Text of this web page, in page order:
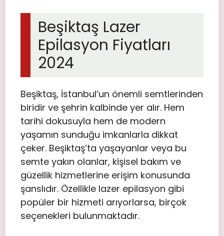
Beşiktaş Lazer
Epilasyon Fiyatları
2024
Beşiktaş, İstanbul’un önemli semtlerinden
biridir ve şehrin kalbinde yer alır. Hem
tarihi dokusuyla hem de modern
yaşamın sunduğu imkanlarla dikkat
çeker. Beşiktaş’ta yaşayanlar veya bu
semte yakın olanlar, kişisel bakım ve
güzellik hizmetlerine erişim konusunda
şanslıdır. Özellikle lazer epilasyon gibi
popüler bir hizmeti arıyorlarsa, birçok
seçenekleri bulunmaktadır.